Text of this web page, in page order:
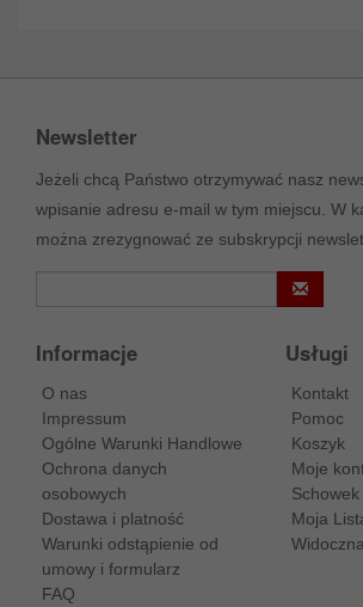
Newsletter
Jeżeli chcą Państwo otrzymywać nasz
wpisanie adresu e-mail w tym miejscu. W
można zrezygnować ze subskrypcji
Informacje
O nas
Impressum
Ogólne Warunki Handlowe
Ochrona danych
osobowych
Dostawa i platność
Warunki odstąpienie od
umowy i formularz
FAQ
Usługi
Kontakt
Pomoc
Koszyk
Moje
Schowek
Moja